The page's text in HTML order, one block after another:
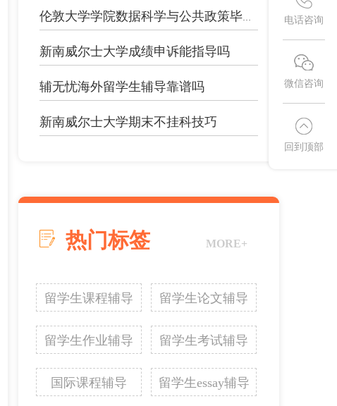
伦敦大学学院数据科学与公共政策毕业论...
新南威尔士大学成绩申诉能指导吗
辅无忧海外留学生辅导靠谱吗
新南威尔士大学期末不挂科技巧
热门标签 MORE+
留学生课程辅导 留学生论文辅导
留学生作业辅导 留学生考试辅导
国际课程辅导 留学生essay辅导
电话咨询
微信咨询
回到顶部